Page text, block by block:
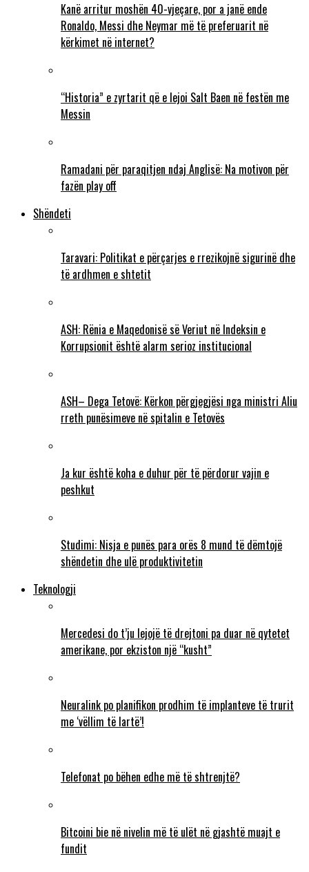
Kanë arritur moshën 40-vjeçare, por a janë ende
Ronaldo, Messi dhe Neymar më të preferuarit në
kërkimet në internet?
“Historia” e zyrtarit që e lejoi Salt Baen në festën me
Messin
Ramadani për paraqitjen ndaj Anglisë: Na motivon për
fazën play off
Shëndeti
Taravari: Politikat e përçarjes e rrezikojnë sigurinë dhe
të ardhmen e shtetit
ASH: Rënia e Maqedonisë së Veriut në Indeksin e
Korrupsionit është alarm serioz institucional
ASH– Dega Tetovë: Kërkon përgjegjësi nga ministri Aliu
rreth punësimeve në spitalin e Tetovës
Ja kur është koha e duhur për të përdorur vajin e
peshkut
Studimi: Nisja e punës para orës 8 mund të dëmtojë
shëndetin dhe ulë produktivitetin
Teknologji
Mercedesi do t’ju lejojë të drejtoni pa duar në qytetet
amerikane, por ekziston një “kusht”
Neuralink po planifikon prodhim të implanteve të trurit
me ‘vëllim të lartë’!
Telefonat po bëhen edhe më të shtrenjtë?
Bitcoini bie në nivelin më të ulët në gjashtë muajt e
fundit